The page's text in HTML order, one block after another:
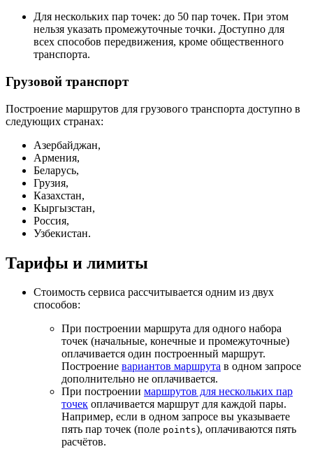
Для нескольких пар точек: до 50 пар точек. При этом
нельзя указать промежуточные точки. Доступно для
всех способов передвижения, кроме общественного
транспорта.
Грузовой транспорт
Построение маршрутов для грузового транспорта доступно в
следующих странах:
Азербайджан,
Армения,
Беларусь,
Грузия,
Казахстан,
Кыргызстан,
Россия,
Узбекистан.
Тарифы и лимиты
Стоимость сервиса рассчитывается одним из двух
способов:
При построении маршрута для одного набора
точек (начальные, конечные и промежуточные)
оплачивается один построенный маршрут.
Построение вариантов маршрута в одном запросе
дополнительно не оплачивается.
При построении маршрутов для нескольких пар
точек оплачивается маршрут для каждой пары.
Например, если в одном запросе вы указываете
пять пар точек (поле points), оплачиваются пять
расчётов.